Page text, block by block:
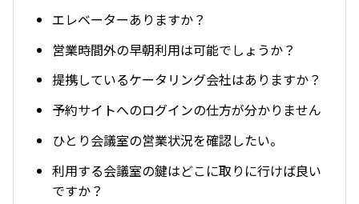
エレベーターありますか？
営業時間外の早朝利用は可能でしょうか？
提携しているケータリング会社はありますか？
予約サイトへのログインの仕方が分かりません
ひとり会議室の営業状況を確認したい。
利用する会議室の鍵はどこに取りに行けば良い
ですか？